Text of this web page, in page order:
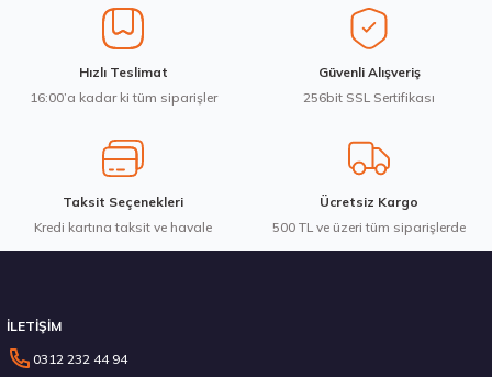
Ürün bilgilerinde hatalar bulunuyor.
Ürün fiyatı diğer sitelerden daha pahalı.
Bu ürüne benzer farklı alternatifler olmalı.
Goodyear 205/55R16 91V Eagle Sport 2 Yaz 2026
Hızlı Teslimat
16:00’a kadar ki tüm siparişler
Güvenli Alışveriş
256bit SSL Sertifikası
Taksit Seçenekleri
Kredi kartına taksit ve havale
Ücretsiz Kargo
500 TL ve üzeri tüm siparişlerde
İLETİŞİM
0312 232 44 94